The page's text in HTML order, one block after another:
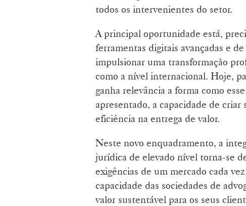
todos os intervenientes do setor.
A principal oportunidade está,
ferramentas digitais avançadas e
impulsionar uma transformação
como a nível internacional. Hoje,
ganha relevância a forma como
apresentado, a capacidade de
eficiência na entrega de valor.
Neste novo enquadramento, a
jurídica de elevado nível torna-se
exigências de um mercado cada
capacidade das sociedades de
valor sustentável para os seus